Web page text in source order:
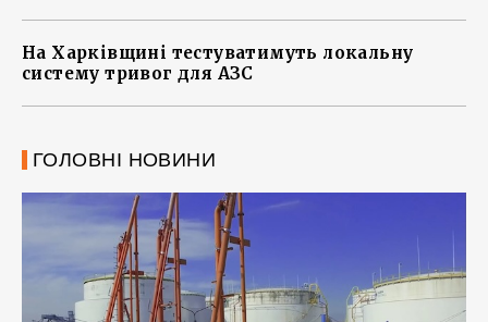
На Харківщині тестуватимуть локальну
систему тривог для АЗС
ГОЛОВНІ НОВИНИ